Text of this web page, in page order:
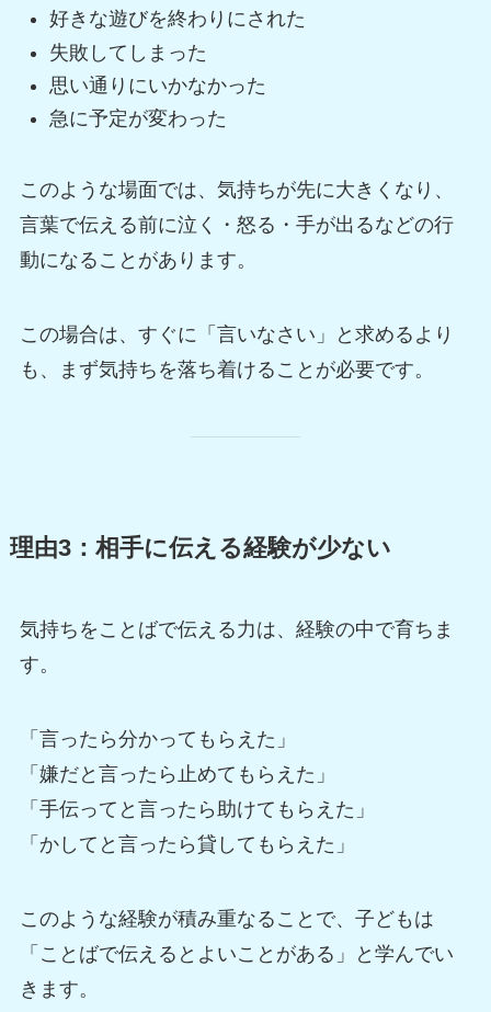
好きな遊びを終わりにされた
失敗してしまった
思い通りにいかなかった
急に予定が変わった
このような場面では、気持ちが先に大きくなり、
言葉で伝える前に泣く・怒る・手が出るなどの行
動になることがあります。
この場合は、すぐに「言いなさい」と求めるより
も、まず気持ちを落ち着けることが必要です。
理由3：相手に伝える経験が少ない
気持ちをことばで伝える力は、経験の中で育ちま
す。
「言ったら分かってもらえた」
「嫌だと言ったら止めてもらえた」
「手伝ってと言ったら助けてもらえた」
「かしてと言ったら貸してもらえた」
このような経験が積み重なることで、子どもは
「ことばで伝えるとよいことがある」と学んでい
きます。